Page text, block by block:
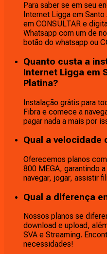
Para saber se em seu
Internet Ligga em
em CONSULTAR e
Whatsapp com um de
botão do whatsapp ou
Quanto custa a
Internet Ligga em
Platina?
Instalação grátis para
Fibra e comece a
pagar nada a mais por
Qual a velocidade
Oferecemos planos
800 MEGA, garantindo
navegar, jogar, assistir
Qual a diferença
Nossos planos se
download e upload,
SVA e Streaming.
necessidades!